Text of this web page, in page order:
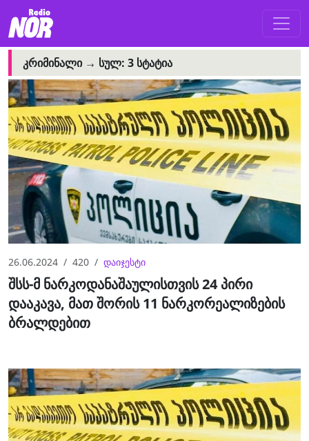
ᲙᲠᲘᲛᲘᲜᲐᲚᲘ → ᲡᲣᲚ: 3 ᲡᲢᲐᲢᲘᲐ
26.06.2024 420 დაიჯესტი
შსს-მ ნარკოდანაშაულისთვის 24 პირი
დააკავა, მათ შორის 11 ნარკორეალიზების
ბრალდებით